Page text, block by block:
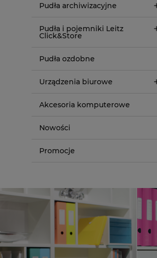
Pudła archiwizacyjne
Pudła i pojemniki Leitz
Click&Store
Pudła ozdobne
Urządzenia biurowe
Akcesoria komputerowe
Nowości
Promocje